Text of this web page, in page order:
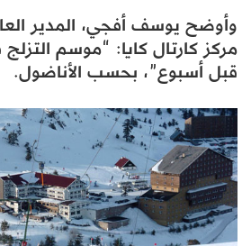
وأوضح يوسف أفجي، المدير
مركز كارتال كايا: “موسم
قبل أسبوع”، بحسب الأناضول.